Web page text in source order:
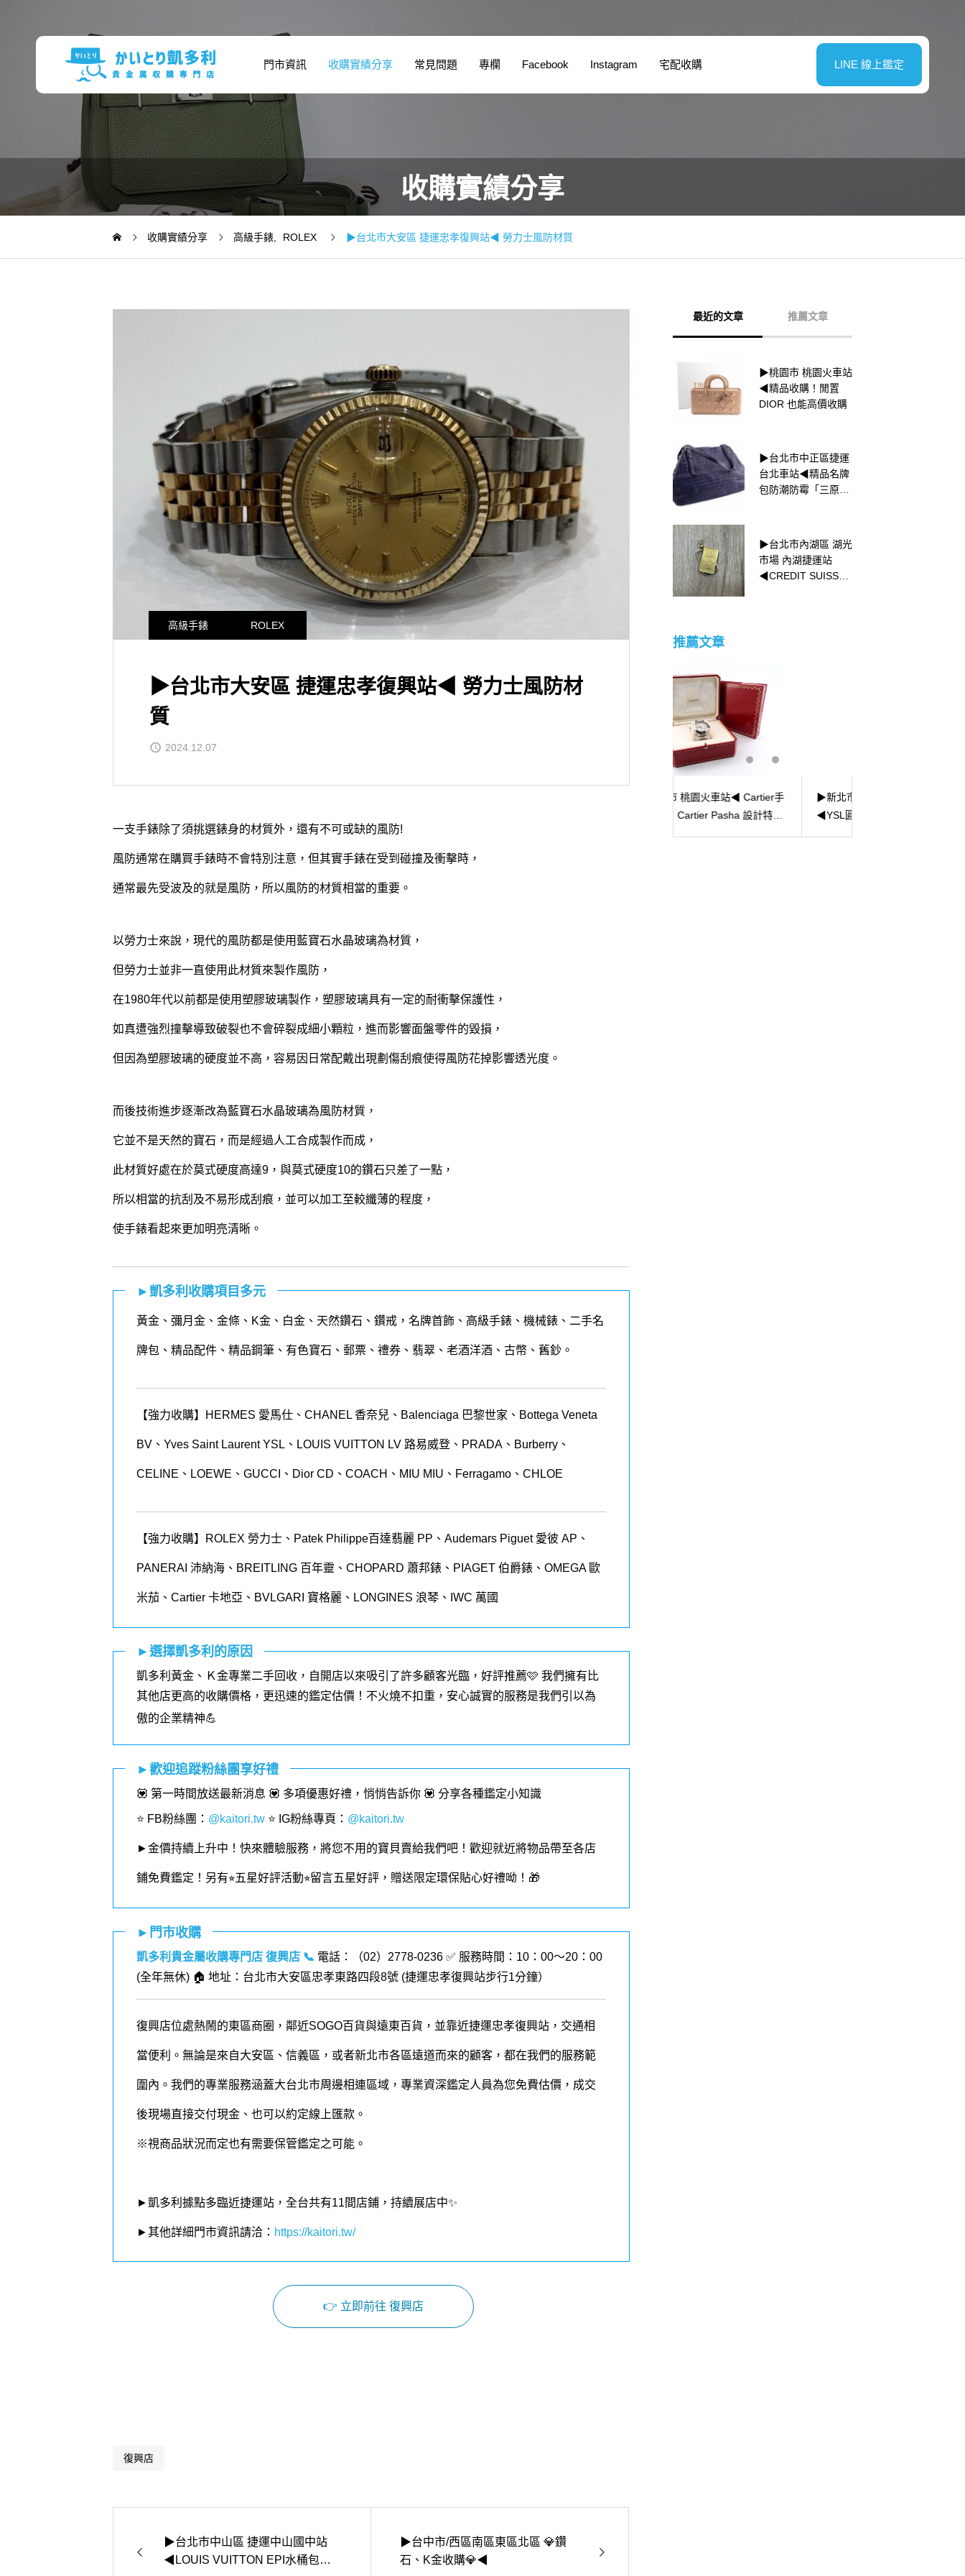
門市資訊 收購實績分享 常見問題 專欄 Facebook Instagram 宅配收購 LINE 線上鑑定
收購實績分享
收購實績分享 高級手錶 ROLEX ▶台北市大安區 捷運忠孝復興站◀ 勞力士風防材質
高級手錶 ROLEX
▶台北市大安區 捷運忠孝復興站◀ 勞力士風防材
質
2024.12.07
一支手錶除了須挑選錶身的材質外，還有不可或缺的風防!
風防通常在購買手錶時不會特別注意，但其實手錶在受到碰撞及衝擊時，
通常最先受波及的就是風防，所以風防的材質相當的重要。
以勞力士來說，現代的風防都是使用藍寶石水晶玻璃為材質，
但勞力士並非一直使用此材質來製作風防，
在1980年代以前都是使用塑膠玻璃製作，塑膠玻璃具有一定的耐衝擊保護性，
如真遭強烈撞擊導致破裂也不會碎裂成細小顆粒，進而影響面盤零件的毀損，
但因為塑膠玻璃的硬度並不高，容易因日常配戴出現劃傷刮痕使得風防花掉影響透光度。
而後技術進步逐漸改為藍寶石水晶玻璃為風防材質，
它並不是天然的寶石，而是經過人工合成製作而成，
此材質好處在於莫式硬度高達9，與莫式硬度10的鑽石只差了一點，
所以相當的抗刮及不易形成刮痕，並可以加工至較纖薄的程度，
使手錶看起來更加明亮清晰。
►凱多利收購項目多元
黃金 、 彌月金 、 金條 、K金、白金、天然鑽石、鑽戒，名牌首飾、高級手錶、機械錶、二手名
牌包、精品配件、精品鋼筆、有色寶石、郵票、禮券、翡翠、老酒洋酒、古幣、舊鈔。
【強力收購】HERMES 愛馬仕、CHANEL 香奈兒、Balenciaga 巴黎世家、Bottega Veneta
BV、Yves Saint Laurent YSL、LOUIS VUITTON LV 路易威登、PRADA、Burberry、
CELINE、LOEWE、GUCCI、Dior CD、COACH、MIU MIU、Ferragamo、CHLOE
【強力收購】ROLEX 勞力士、 Patek Philippe百達翡麗 PP 、 Audemars Piguet 愛彼 AP 、
PANERAI 沛納海、 BREITLING 百年靈、 CHOPARD 蕭邦錶、 PIAGET 伯爵錶、 OMEGA 歐
米茄、 Cartier 卡地亞、 BVLGARI 寶格麗、 LONGINES 浪琴、 IWC 萬國
►選擇凱多利的原因
凱多利黃金、Ｋ金專業二手回收，自開店以來吸引了許多顧客光臨，好評推薦🩷 我們擁有比
其他店更高的收購價格，更迅速的鑑定估價！不火燒不扣重，安心誠實的服務是我們引以為
傲的企業精神💪
►歡迎追蹤粉絲團享好禮
💟 第一時間放送最新消息 💟 多項優惠好禮，悄悄告訴你 💟 分享各種鑑定小知識
⭐️ FB粉絲團 ： @kaitori.tw ⭐️ IG粉絲專頁 ： @kaitori.tw
►金價持續上升中！快來體驗服務，將您不用的寶貝賣給我們吧！歡迎就近將物品帶至各店
鋪免費鑑定！ 另有⭐︎五星好評活動⭐︎留言五星好評，贈送限定環保貼心好禮呦！🎁
►門市收購
凱多利貴金屬收購專門店 復興店 📞 電話：（02）2778-0236 ✅ 服務時間：10：00～20：00
(全年無休) 🏠 地址：台北市大安區忠孝東路四段8號 (捷運忠孝復興站步行1分鐘）
復興店位處熱鬧的東區商圈，鄰近SOGO百貨與遠東百貨，並靠近捷運忠孝復興站，交通相
當便利。無論是來自大安區、信義區，或者新北市各區遠道而來的顧客，都在我們的服務範
圍內。我們的專業服務涵蓋大台北市周邊相連區域， 專業資深鑑定人員為您免費估價，成交
後現場直接交付現金、也可以約定線上匯款。
※視商品狀況而定也有需要保管鑑定之可能。
►凱多利據點多臨近捷運站，全台共有11間店鋪，持續展店中✨
►其他詳細門市資訊請洽： https://kaitori.tw/
👉 立即前往 復興店
復興店
▶台北市中山區 捷運中山國中站
◀LOUIS VUITTON EPI水桶包收
▶台中市/西區南區東區北區 💎鑽
石、K金收購💎◀
最近的文章 推薦文章
▶桃園市 桃園火車站
◀精品收購！閒置
DIOR 也能高價收購
▶台北市中正區捷運
台北車站◀精品名牌
包防潮防霉「三原
▶台北市內湖區 湖光
市場 內湖捷運站
◀CREDIT SUISSE
▶台北市大安區 捷運
忠孝復興站 OMEGA
手錶收購◀ 史努比為
▶台北市中正區捷運
台北車站◀蝴蝶造型
黃金飾品收購
▶台中市西區
CARTIER TANK
LOUIS 經典腕表收購
推薦文章
▶新北市永和區 捷運頂溪站
◀YSL圓餅包 Saint Laurent